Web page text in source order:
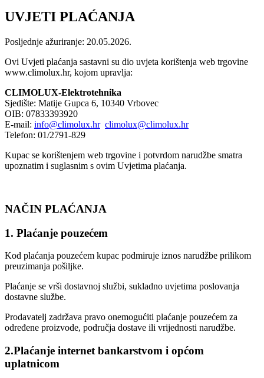
UVJETI PLAĆANJA
Posljednje ažuriranje: 20.05.2026.
Ovi Uvjeti plaćanja sastavni su dio uvjeta korištenja web trgovine
www.climolux.hr, kojom upravlja:
CLIMOLUX-Elektrotehnika
Sjedište: Matije Gupca 6, 10340 Vrbovec
OIB: 07833393920
E-mail: info@climolux.hr climolux@climolux.hr
Telefon: 01/2791-829
Kupac se korištenjem web trgovine i potvrdom narudžbe smatra
upoznatim i suglasnim s ovim Uvjetima plaćanja.
NAČIN PLAĆANJA
1. Plaćanje pouzećem
Kod plaćanja pouzećem kupac podmiruje iznos narudžbe prilikom
preuzimanja pošiljke.
Plaćanje se vrši dostavnoj službi, sukladno uvjetima poslovanja
dostavne službe.
Prodavatelj zadržava pravo onemogućiti plaćanje pouzećem za
određene proizvode, područja dostave ili vrijednosti narudžbe.
2.Plaćanje internet bankarstvom i općom
uplatnicom